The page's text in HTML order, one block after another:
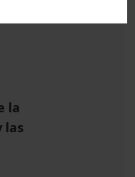
la
las